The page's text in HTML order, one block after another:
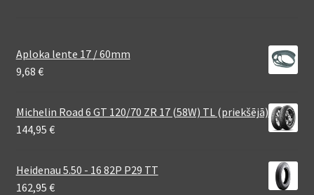
Aploka lente 17 / 60mm
9,68 €
Michelin Road 6 GT 120/70 ZR 17 (58W) TL (priekšējā)
144,95 €
Heidenau 5.50 - 16 82P P29 TT
162,95 €